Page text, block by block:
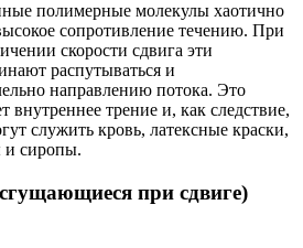
полимерные молекулы хаотично
сопротивление течению. При
скорости сдвига эти
распутываться и
направлению потока. Это
внутреннее трение и, как следствие,
служить кровь, латексные краски,
и сиропы.
при сдвиге)